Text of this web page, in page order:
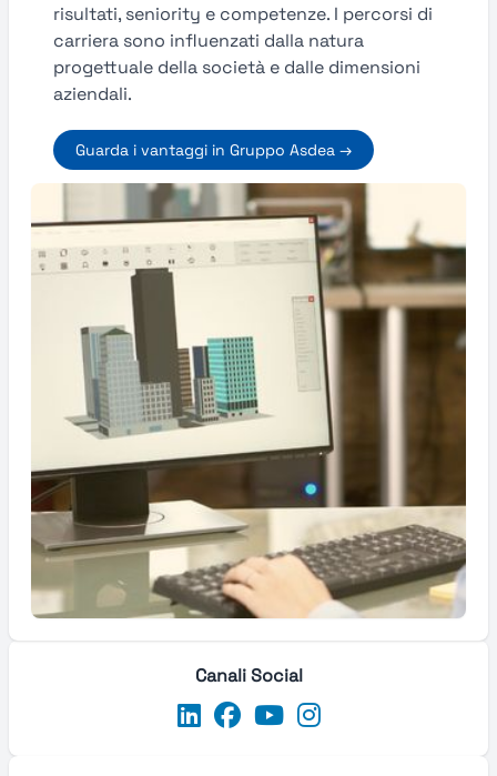
risultati, seniority e competenze. I percorsi di
carriera sono influenzati dalla natura
progettuale della società e dalle dimensioni
aziendali.
Guarda i vantaggi in Gruppo Asdea →
Canali Social